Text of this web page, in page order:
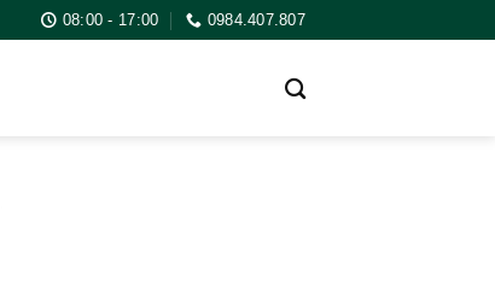
08:00 - 17:00 0984.407.807